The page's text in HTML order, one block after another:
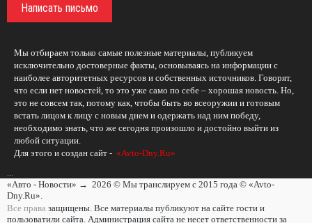
Написать письмо
Мы отбираем только самые полезные материалы, публикуем
исключительно достоверные факты, основываясь на информации с
наиболее авторитетных ресурсов и собственных источников. Говорят,
что если нет новостей, то это уже само по себе – хорошая новость. Но,
это не совсем так, потому как, чтобы быть во всеоружии и готовым
встать лицом к лицу с новым днем и одержать над ним победу,
необходимо знать, что же сегодня произошло и достойно выйти из
любой ситуации.
Для этого и создан сайт - «Avto-Dny.Ru»
«Авто - Новости» → 2026 © Мы транслируем с 2015 года © «Avto-
Dny.Ru».
Все права защищены. Все материалы публикуют на сайте гости и
пользоватили сайта. Администрация сайта не несет ответственности за